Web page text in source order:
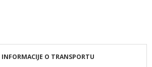
INFORMACIJE O TRANSPORTU